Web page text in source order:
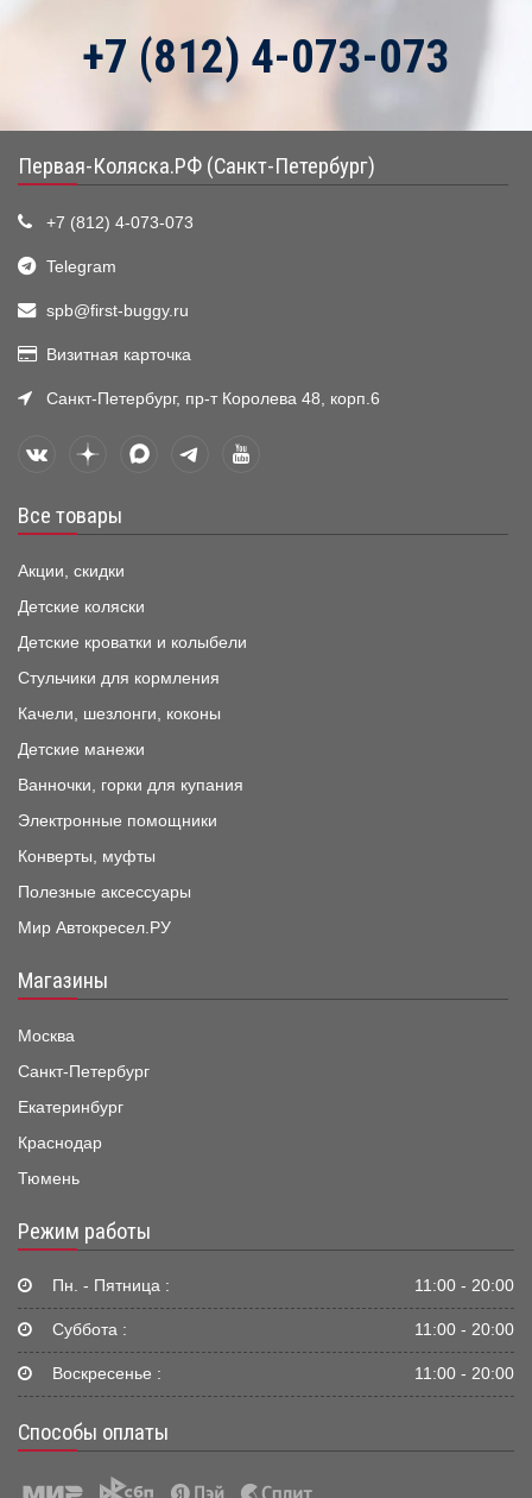
+7 (812) 4-073-073
Первая-Коляска.РФ (Санкт-Петербург)
+7 (812) 4-073-073
Telegram
spb@first-buggy.ru
Визитная карточка
Санкт-Петербург, пр-т Королева 48, корп.6
Все товары
Акции, скидки
Детские коляски
Детские кроватки и колыбели
Стульчики для кормления
Качели, шезлонги, коконы
Детские манежи
Ванночки, горки для купания
Электронные помощники
Конверты, муфты
Полезные аксессуары
Мир Автокресел.РУ
Магазины
Москва
Санкт-Петербург
Екатеринбург
Краснодар
Тюмень
Режим работы
Пн. - Пятница : 11:00 - 20:00
Суббота : 11:00 - 20:00
Воскресенье : 11:00 - 20:00
Способы оплаты